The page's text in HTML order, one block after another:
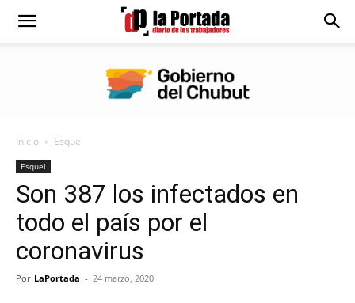
Diario
Portada
Inicio Esquel
Esquel
Son 387 los infectados en
todo el país por el
coronavirus
Por LaPortada - 24 marzo, 2020